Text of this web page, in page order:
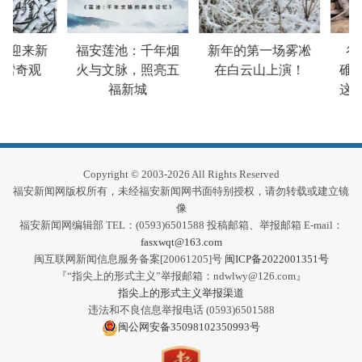
来新
奇观
福安莲池：千年烟
火与文脉，照亮五
福新城
新年的第一场雾凇
在白云山上演！
谷
碓
这
Copyright © 2003-2026 All Rights Reserved
福安新闻网版权所有，未经福安新闻网书面特别授权，请勿转载或建立镜
像
福安新闻网编辑部 TEL：(0593)6501588 投稿邮箱、举报邮箱 E-mail：
fasxwqt@163.com
闽互联网新闻信息服务备案[20061205]号 闽ICP备2022001351号
『“指尖上的形式主义”举报邮箱：ndwlwy@126.com』
指尖上的形式主义举报渠道
违法和不良信息举报电话 (0593)6501588
闽公网安备35098102350993号